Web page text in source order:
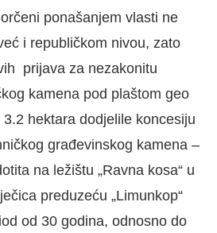
ponašanjem vlasti ne
i republičkom nivou, zato
prijava za nezakonitu
kamena pod plaštom geo
hektara dodjelile koncesiju
građevinskog kamena –
na ležištu „Ravna kosa“ u
preduzeću „Limunkop“
od 30 godina, odnosno do